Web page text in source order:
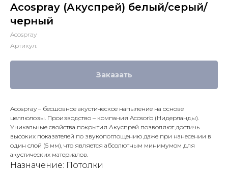
Acospray (Акуспрей) белый/серый/
черный
Acospray
Артикул:
Заказать
Acospray – бесшовное акустическое напыление на основе
целлюлозы. Производство – компания Acosorb (Нидерланды).
Уникальные свойства покрытия Акуспрей позволяют достичь
высоких показателей по звукопоглощению даже при нанесении в
один слой (5 мм), что является абсолютным минимумом для
акустических материалов.
Назначение: Потолки